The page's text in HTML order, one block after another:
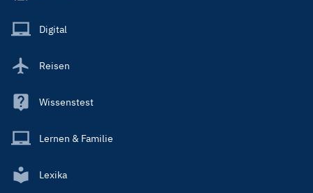
Main
Digital
Reisen
Wissenstest
Lernen & Familie
Lexika